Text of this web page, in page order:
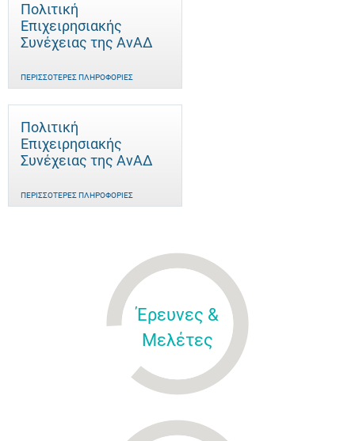
Πολιτική
Επιχειρησιακής
Συνέχειας της ΑνΑΔ
ΠΕΡΙΣΣΌΤΕΡΕΣ ΠΛΗΡΟΦΟΡΊΕΣ
Πολιτική
Επιχειρησιακής
Συνέχειας της ΑνΑΔ
ΠΕΡΙΣΣΌΤΕΡΕΣ ΠΛΗΡΟΦΟΡΊΕΣ
Έρευνες &
Μελέτες